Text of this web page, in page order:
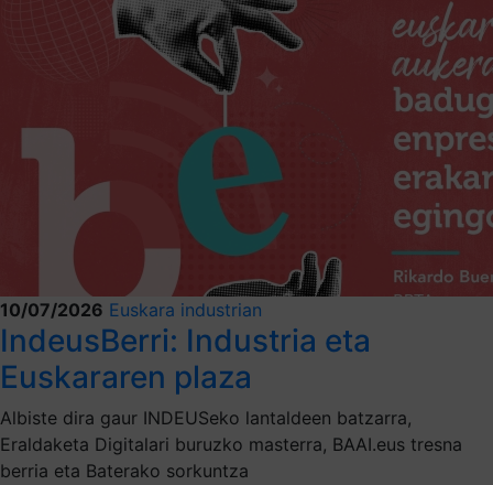
10/07/2026 Euskara industrian
IndeusBerri: Industria eta
Euskararen plaza
Albiste dira gaur INDEUSeko lantaldeen batzarra,
Eraldaketa Digitalari buruzko masterra, BAAI.eus tresna
berria eta Baterako sorkuntza